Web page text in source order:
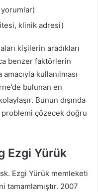
klinik adresi)
kişilerin aradıkları
benzer faktörlerin
kullanılması
bulunan en
Bunun dışında
problemi çözecek doğru
Ezgi Yürük
Ezgi Yürük memleketi
tamamlamıştır. 2007